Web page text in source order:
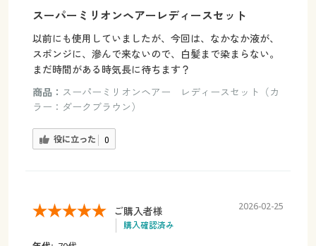
スーパーミリオンヘアーレディースセット
以前にも使用していましたが、今回は、なかなか液が、
スポンジに、滲んで来ないので、白髪まで染まらない。
まだ時間がある時気長に待ちます？
商品： スーパーミリオンヘアー レディースセット（カ
ラー：ダークブラウン）
役に立った 0
ご購入者様
購入確認済み
2026-02-25